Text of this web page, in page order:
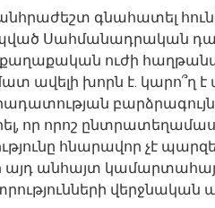
գնահատել
Սահմանադրական
քաղաքական ուժի
ավելի խորն է. կարո՞ղ է
բարձրագույն
որ որոշ
հնարավոր չէ
անհայտ
վերջնական